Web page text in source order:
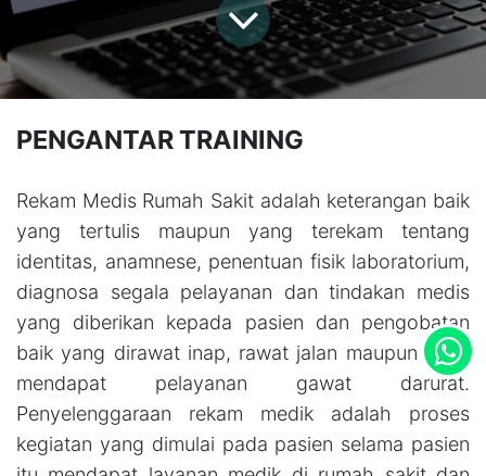
PENGANTAR TRAINING
Rekam Medis Rumah Sakit adalah keterangan baik
yang tertulis maupun yang terekam tentang
identitas, anamnese, penentuan fisik laboratorium,
diagnosa segala pelayanan dan tindakan medis
yang diberikan kepada pasien dan pengobatan
baik yang dirawat inap, rawat jalan maupun yang
mendapat pelayanan gawat darurat.
Penyelenggaraan rekam medik adalah proses
kegiatan yang dimulai pada pasien selama pasien